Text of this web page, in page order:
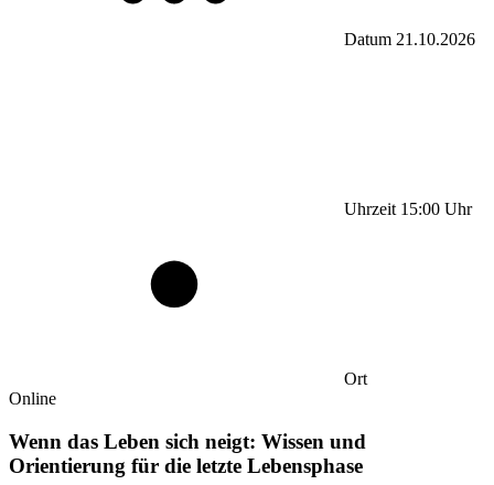
Datum 21.10.2026
Uhrzeit 15:00 Uhr
Ort
Online
Wenn das Leben sich neigt: Wissen und
Orientierung für die letzte Lebensphase